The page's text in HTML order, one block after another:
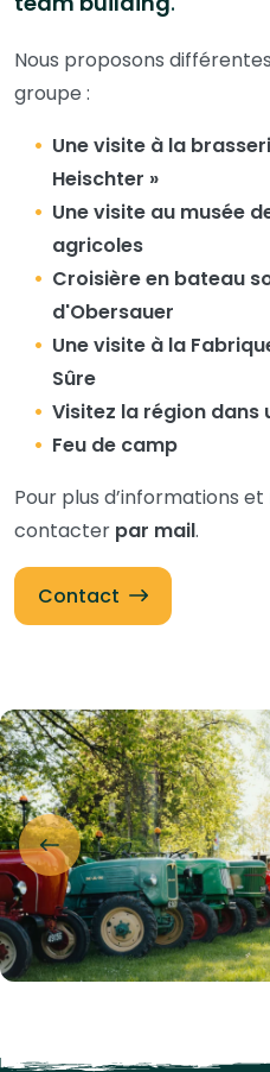
Nous proposons
groupe :
Une visite à la
Heischter »
Une visite au musée
agricoles
Croisière en bateau
d'Obersauer
Une visite à la
Sûre
Visitez la région
Feu de camp
Pour plus d’informations
contacter par mail.
Contact